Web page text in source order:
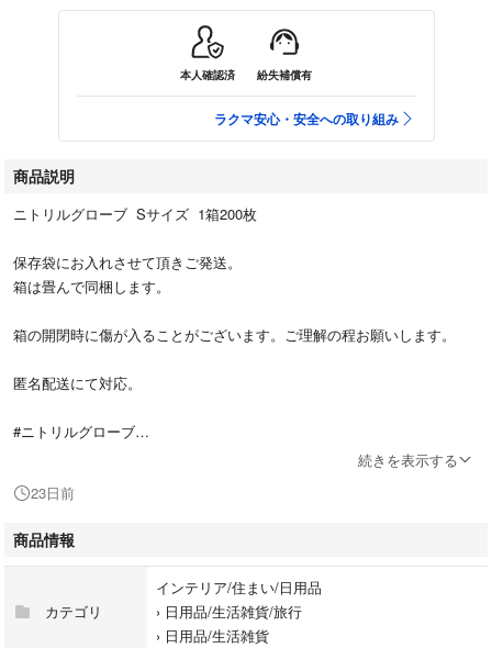
本人確認済 紛失補償有
ラクマ安心・安全への取り組み
商品説明
ニトリルグローブ Sサイズ 1箱200枚
保存袋にお入れさせて頂きご発送。
箱は畳んで同梱します。
箱の開閉時に傷が入ることがございます。ご理解の程お願いします。
匿名配送にて対応。
#ニトリルグローブ
#使い捨て手袋
#ニトリル手袋
#洗車
#処置
続きを表示する
23日前
商品情報
カテゴリ
インテリア/住まい/日用品
› 日用品/生活雑貨/旅行
› 日用品/生活雑貨